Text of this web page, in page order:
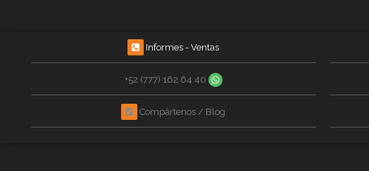
Informes - Ventas
+52 (777) 162 64 40
Compártenos / Blog